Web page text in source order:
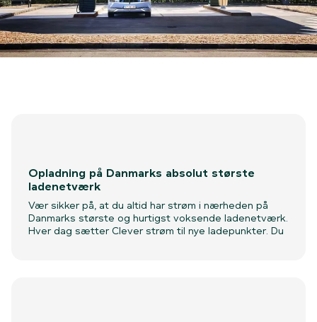
Opladning på Danmarks absolut største
ladenetværk
Vær sikker på, at du altid har strøm i nærheden på
Danmarks største og hurtigst voksende ladenetværk.
Hver dag sætter Clever strøm til nye ladepunkter. Du